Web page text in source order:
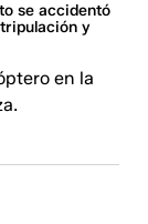
se accidentó
y
en la